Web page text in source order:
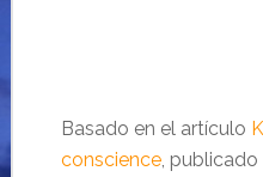
Basado en el artículo
conscience, publicado